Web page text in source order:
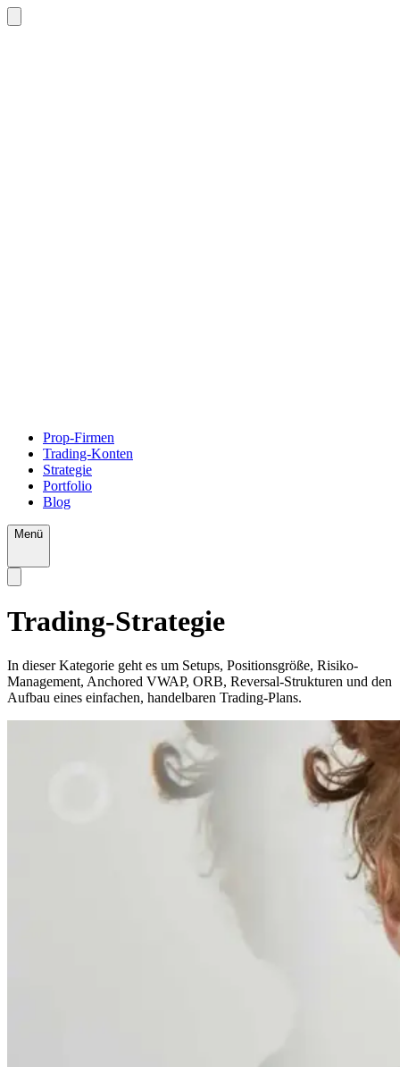
Prop-Firmen
Trading-Konten
Strategie
Portfolio
Blog
Menü
Trading-Strategie
In dieser Kategorie geht es um Setups, Positionsgröße, Risiko-
Management, Anchored VWAP, ORB, Reversal-Strukturen und den
Aufbau eines einfachen, handelbaren Trading-Plans.